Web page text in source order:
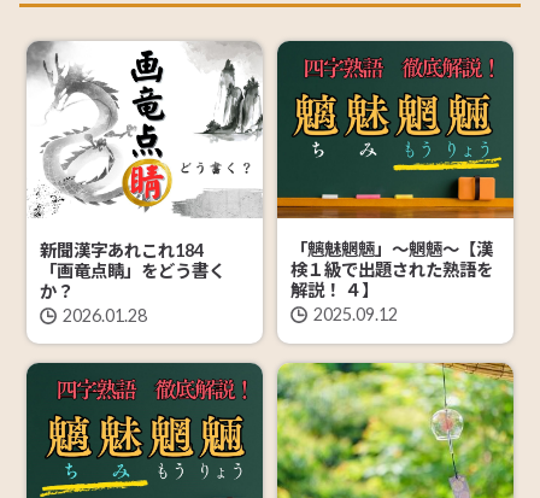
新聞漢字あれこれ184
「画竜点睛」をどう書く
か？
2026.01.28
「魑魅魍魎」～魍魎～【漢
検１級で出題された熟語を
解説！ ４】
2025.09.12